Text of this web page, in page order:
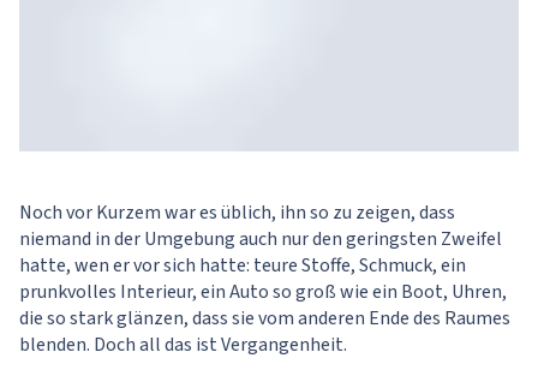
Noch vor Kurzem war es üblich, ihn so zu zeigen, dass
niemand in der Umgebung auch nur den geringsten Zweifel
hatte, wen er vor sich hatte: teure Stoffe, Schmuck, ein
prunkvolles Interieur, ein Auto so groß wie ein Boot, Uhren,
die so stark glänzen, dass sie vom anderen Ende des Raumes
blenden. Doch all das ist Vergangenheit.